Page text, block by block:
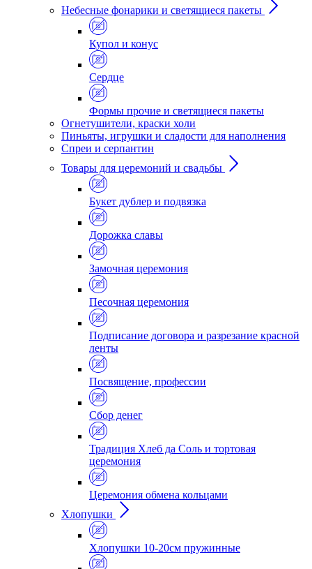
Небесные фонарики и светящиеся пакеты
Купол и конус
Сердце
Формы прочие и светящиеся пакеты
Огнетушители, краски холи
Пиньяты, игрушки и сладости для наполнения
Спреи и серпантин
Товары для церемоний и свадьбы
Букет дублер и подвязка
Дорожка славы
Замочная церемония
Песочная церемония
Подписание договора и разрезание красной
ленты
Посвящение, профессии
Сбор денег
Традиция Хлеб да Соль и тортовая
церемония
Церемония обмена кольцами
Хлопушки
Хлопушки 10-20см пружинные